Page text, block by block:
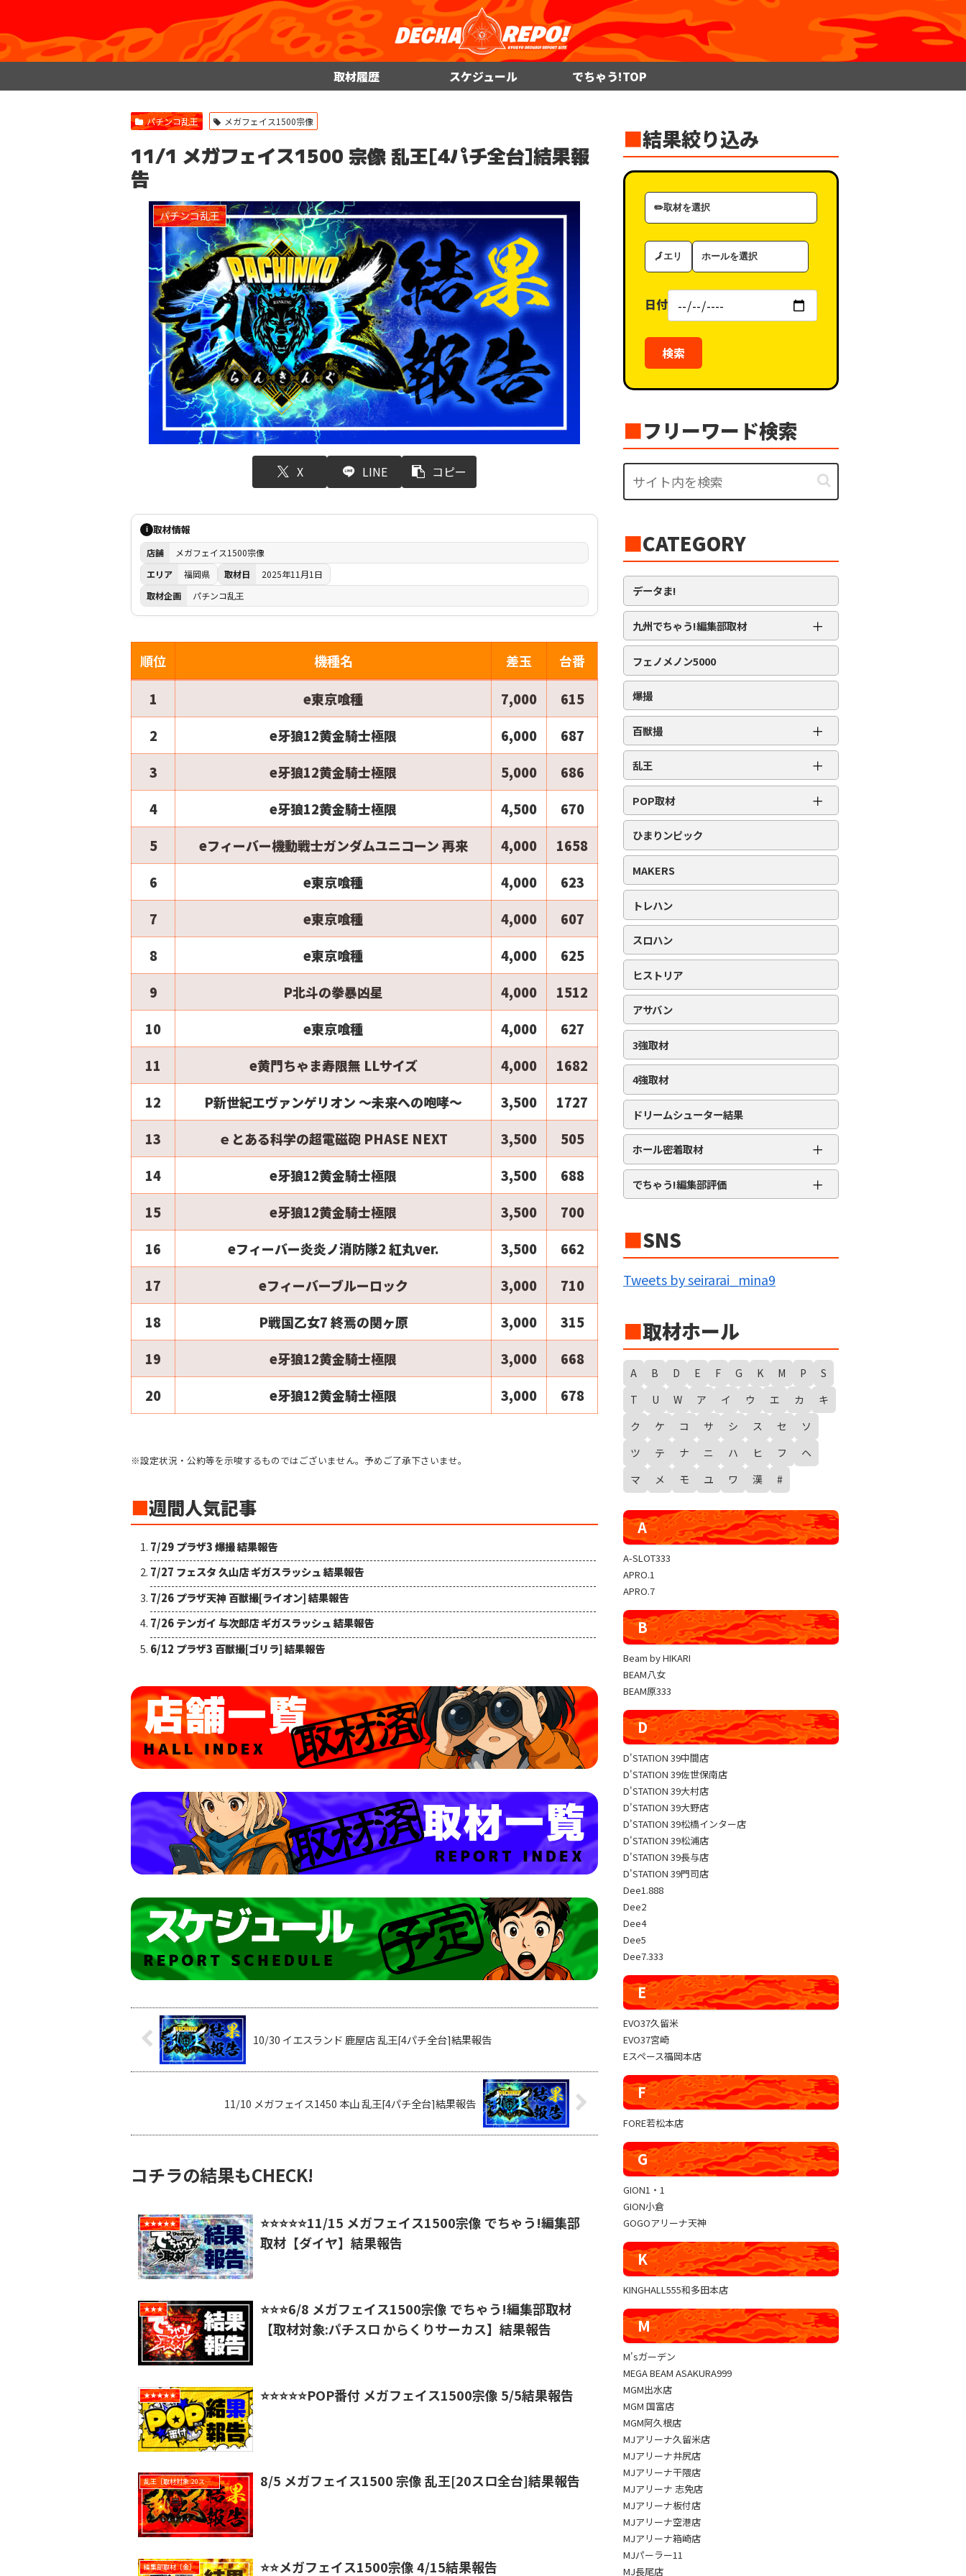
取材履歴 スケジュール でちゃう!TOP
パチンコ乱王 メガフェイス1500宗像
11/1 メガフェイス1500 宗像 乱王[4パチ全台]結果報
告
パチンコ乱王
X LINE コピー
i 取材情報
店舗
メガフェイス1500宗像
エリア
福岡県 取材日
2025年11月1日
取材企画
パチンコ乱王
順位 機種名 差玉 台番
1 e東京喰種 7,000
615
2
e牙狼12黄金騎士極限 6,000
687
3
e牙狼12黄金騎士極限 5,000
686
4
e牙狼12黄金騎士極限 4,500
670
5
eフィーバー機動戦士ガンダムユニコーン 再来 4,000
1658
6
e東京喰種 4,000
623
7
e東京喰種 4,000
607
8
e東京喰種 4,000
625
9
P北斗の拳暴凶星 4,000
1512
10
e東京喰種 4,000
627
11
e黄門ちゃま寿限無 LLサイズ 4,000
1682
12
P新世紀エヴァンゲリオン ～未来への咆哮～ 3,500
1727
13
ｅとある科学の超電磁砲 PHASE NEXT 3,500
505
14
e牙狼12黄金騎士極限 3,500
688
15
e牙狼12黄金騎士極限 3,500
700
16
eフィーバー炎炎ノ消防隊2 紅丸ver. 3,500
662
17
eフィーバーブルーロック 3,000
710
18
P戦国乙女7 終焉の関ヶ原 3,000
315
19
e牙狼12黄金騎士極限 3,000
668
20
e牙狼12黄金騎士極限 3,000 678
※設定状況・公約等を示唆するものではございません。予めご了承下さいませ。
■週間人気記事
7/29 プラザ3 爆撮 結果報告
7/27 フェスタ 久山店 ギガスラッシュ 結果報告
7/26 プラザ天神 百獣撮[ライオン] 結果報告
7/26 テンガイ 与次郎店 ギガスラッシュ 結果報告
6/12 プラザ3 百獣撮[ゴリラ] 結果報告
10/30 イエスランド 鹿屋店 乱王[4パチ全台]結果報告
11/10 メガフェイス1450 本山 乱王[4パチ全台]結果報告
コチラの結果もCHECK!
★★★★★
⭐️⭐️⭐️⭐️⭐️11/15 メガフェイス1500宗像 でちゃう!編集部
取材【ダイヤ】結果報告
★★★
⭐️⭐️⭐️6/8 メガフェイス1500宗像 でちゃう!編集部取材
【取材対象:パチスロ からくりサーカス】結果報告
★★★★★ ⭐️⭐️⭐️⭐️⭐️POP番付 メガフェイス1500宗像 5/5結果報告
乱王［取材対象:20スロ全台］ 8/5 メガフェイス1500 宗像 乱王[20スロ全台]結果報告
編集部取材［金］ ⭐️⭐️メガフェイス1500宗像 4/15結果報告
■結果絞り込み
取
材
ゴ
ー
エ
リ
ホ
ー
（タ
グ）
日付
検索
■フリーワード検索
■CATEGORY
データま!
九州でちゃう!編集部取材 ＋
編集部取材［ダイヤ］
編集部取材［金］
編集部取材［スロット対象機種アリ］
フェノメノン5000
爆撮
百獣撮 ＋
百獣撮-改-［ライオン］
百獣撮［ゴリラ］
百獣撮-改-［ゴリラ］
百獣撮［ゾウ］
乱王 ＋
スロット乱王
パチンコ乱王
POP取材 ＋
周年番付
POP番付
PICK番付
ひまりンピック
MAKERS
トレハン
スロハン
ヒストリア
アサバン
3強取材
4強取材
ドリームシューター結果
ホール密着取材 ＋
APRO流星群取材
三大天
久留米ジャック
BIG BANG
回胴の極意
WANTED WONDERLAND
ギガスラッシュ
超ギガスラッシュ
新春スタートダッシュ取材
GRAND WARS-新店実践録-
SUGEEEEEEE!
ギャラクシー取材
グランドクラッシュ
トリプルユニオン
天極
玉屋共闘取材
SHOW TIME取材
聖域取材
戸畑クエスト
YUKO LUCKY×FACE 共闘取材
ヴァルヴレイヴ編集部一斉調査
三共闘取材
熊本の陣
協力取材
ゼッパチ取材
でちゃう!編集部評価 ＋
★★★★
★★★
★★
■SNS
Tweets by seirarai_mina9
■取材ホール
A B D E F G K M P
S
T
U W ア イ ウ エ カ
キ
ク
ケ コ サ シ ス セ
ソ
ツ
テ ナ ニ ハ ヒ フ
ヘ
マ
メ モ ユ ワ 漢 #
A
A-SLOT333
APRO.1
APRO.7
B
Beam by HIKARI
BEAM八女
BEAM原333
D
D'STATION 39中間店
D'STATION 39佐世保南店
D'STATION 39大村店
D'STATION 39大野店
D'STATION 39松橋インター店
D'STATION 39松浦店
D'STATION 39長与店
D'STATION 39門司店
Dee1.888
Dee2
Dee4
Dee5
Dee7.333
E
EVO37久留米
EVO37宮崎
Eスペース福岡本店
F
FORE若松本店
G
GION1・1
GION小倉
GOGOアリーナ天神
K
KINGHALL555和多田本店
M
M'sガーデン
MEGA BEAM ASAKURA999
MGM出水店
MGM 国富店
MGM阿久根店
MJアリーナ久留米店
MJアリーナ井尻店
MJアリーナ干隈店
MJアリーナ 志免店
MJアリーナ板付店
MJアリーナ空港店
MJアリーナ箱崎店
MJパーラー11
MJ長尾店